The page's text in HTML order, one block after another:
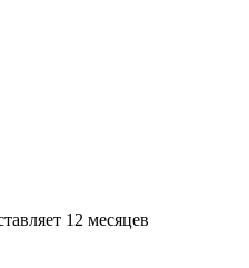
12 месяцев